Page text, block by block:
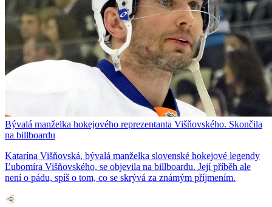
Bývalá manželka hokejového reprezentanta Višňovského. Skončila
na billboardu
Katarína Višňovská, bývalá manželka slovenské hokejové legendy
Ľubomíra Višňovského, se objevila na billboardu. Její příběh ale
není o pádu, spíš o tom, co se skrývá za známým příjmením.